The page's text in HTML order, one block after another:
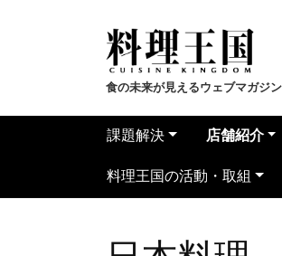
食の未来が見えるウェブマガジン
課題解決 店舗紹介
料理王国の活動・取組